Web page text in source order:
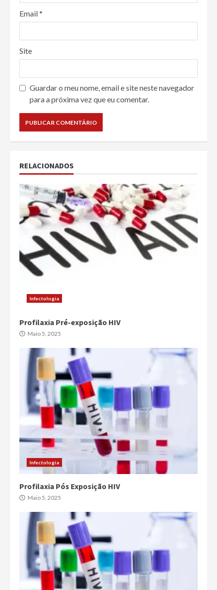
Email*
Site
Guardar o meu nome, email e site neste navegador
para a próxima vez que eu comentar.
RELACIONADOS
Infectologia
Profilaxia Pré-exposição HIV
Maio 5, 2025
Infectologia
Profilaxia Pós Exposição HIV
Maio 5, 2025